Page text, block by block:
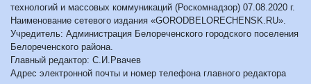
технологий и массовых коммуникаций (Роскомнадзор) 07.08.2020 г.
Наименование сетевого издания «GORODBELORECHENSK.RU».
Учредитель: Администрация Белореченского городского поселения
Белореченского района.
Главный редактор: С.И.Рвачев
Адрес электронной почты и номер телефона главного редактора